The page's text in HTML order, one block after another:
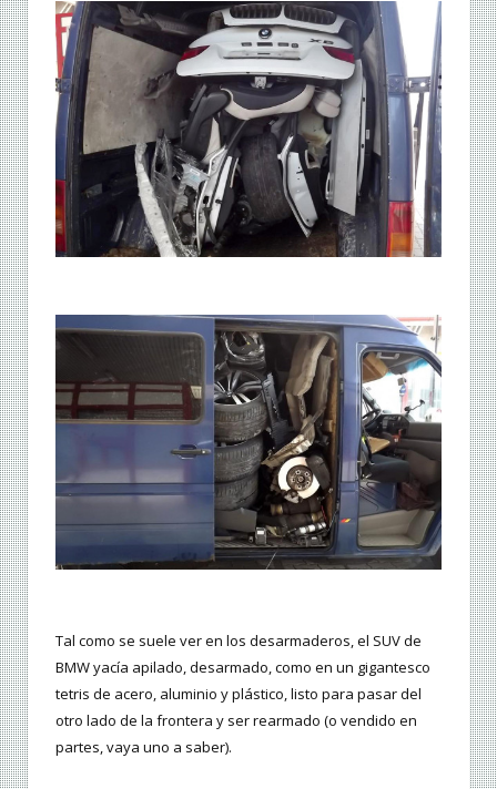
Tal como se suele ver en los desarmaderos, el SUV de
BMW yacía apilado, desarmado, como en un gigantesco
tetris de acero, aluminio y plástico, listo para pasar del
otro lado de la frontera y ser rearmado (o vendido en
partes, vaya uno a saber).